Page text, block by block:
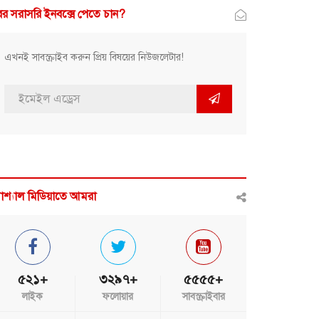
সরাসরি ইনবক্সে পেতে চান?
এখনই সাবস্ক্রাইব করুন প্রিয় বিষয়ের নিউজলেটার!
মিডিয়াতে আমরা
৫২১+
লাইক
৩২৯৭+
ফলোয়ার
৫৫৫৫+
সাবস্ক্রাইবার